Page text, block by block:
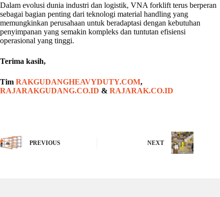
Dalam evolusi dunia industri dan logistik, VNA forklift terus berperan
sebagai bagian penting dari teknologi material handling yang
memungkinkan perusahaan untuk beradaptasi dengan kebutuhan
penyimpanan yang semakin kompleks dan tuntutan efisiensi
operasional yang tinggi.
Terima kasih,
Tim RAKGUDANGHEAVYDUTY.COM,
RAJARAKGUDANG.CO.ID & RAJARAK.CO.ID
PREVIOUS NEXT